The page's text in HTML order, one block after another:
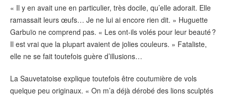
« Il y en avait une en particulier, très docile, qu’elle adorait. Elle
ramassait leurs œufs… Je ne lui ai encore rien dit. » Huguette
Garbuïo ne comprend pas. « Les ont-ils volés pour leur beauté ?
Il est vrai que la plupart avaient de jolies couleurs. » Fataliste,
elle ne se fait toutefois guère d’illusions…
La Sauvetatoise explique toutefois être coutumière de vols
quelque peu originaux. « On m’a déjà dérobé des lions sculptés